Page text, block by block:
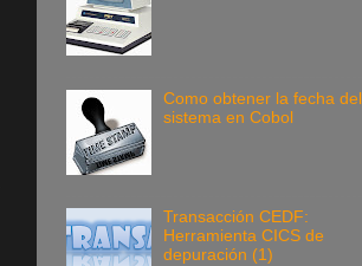
Como obtener la fecha del
sistema en Cobol
Transacción CEDF:
Herramienta CICS de
depuración (1)